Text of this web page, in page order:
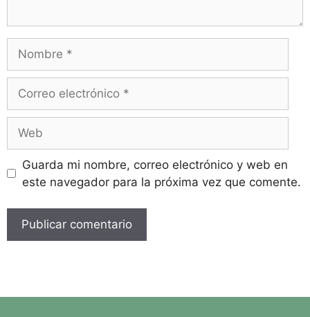
Guarda mi nombre, correo electrónico y web en
este navegador para la próxima vez que comente.